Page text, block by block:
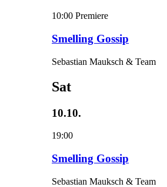
10:00 Premiere
Smelling Gossip
Sebastian Mauksch & Team
Sat
10.10.
19:00
Smelling Gossip
Sebastian Mauksch & Team